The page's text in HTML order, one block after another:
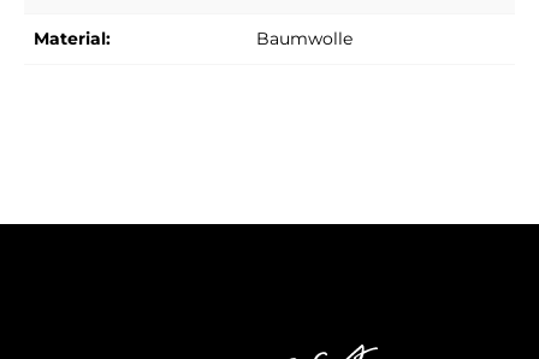
Material: Baumwolle